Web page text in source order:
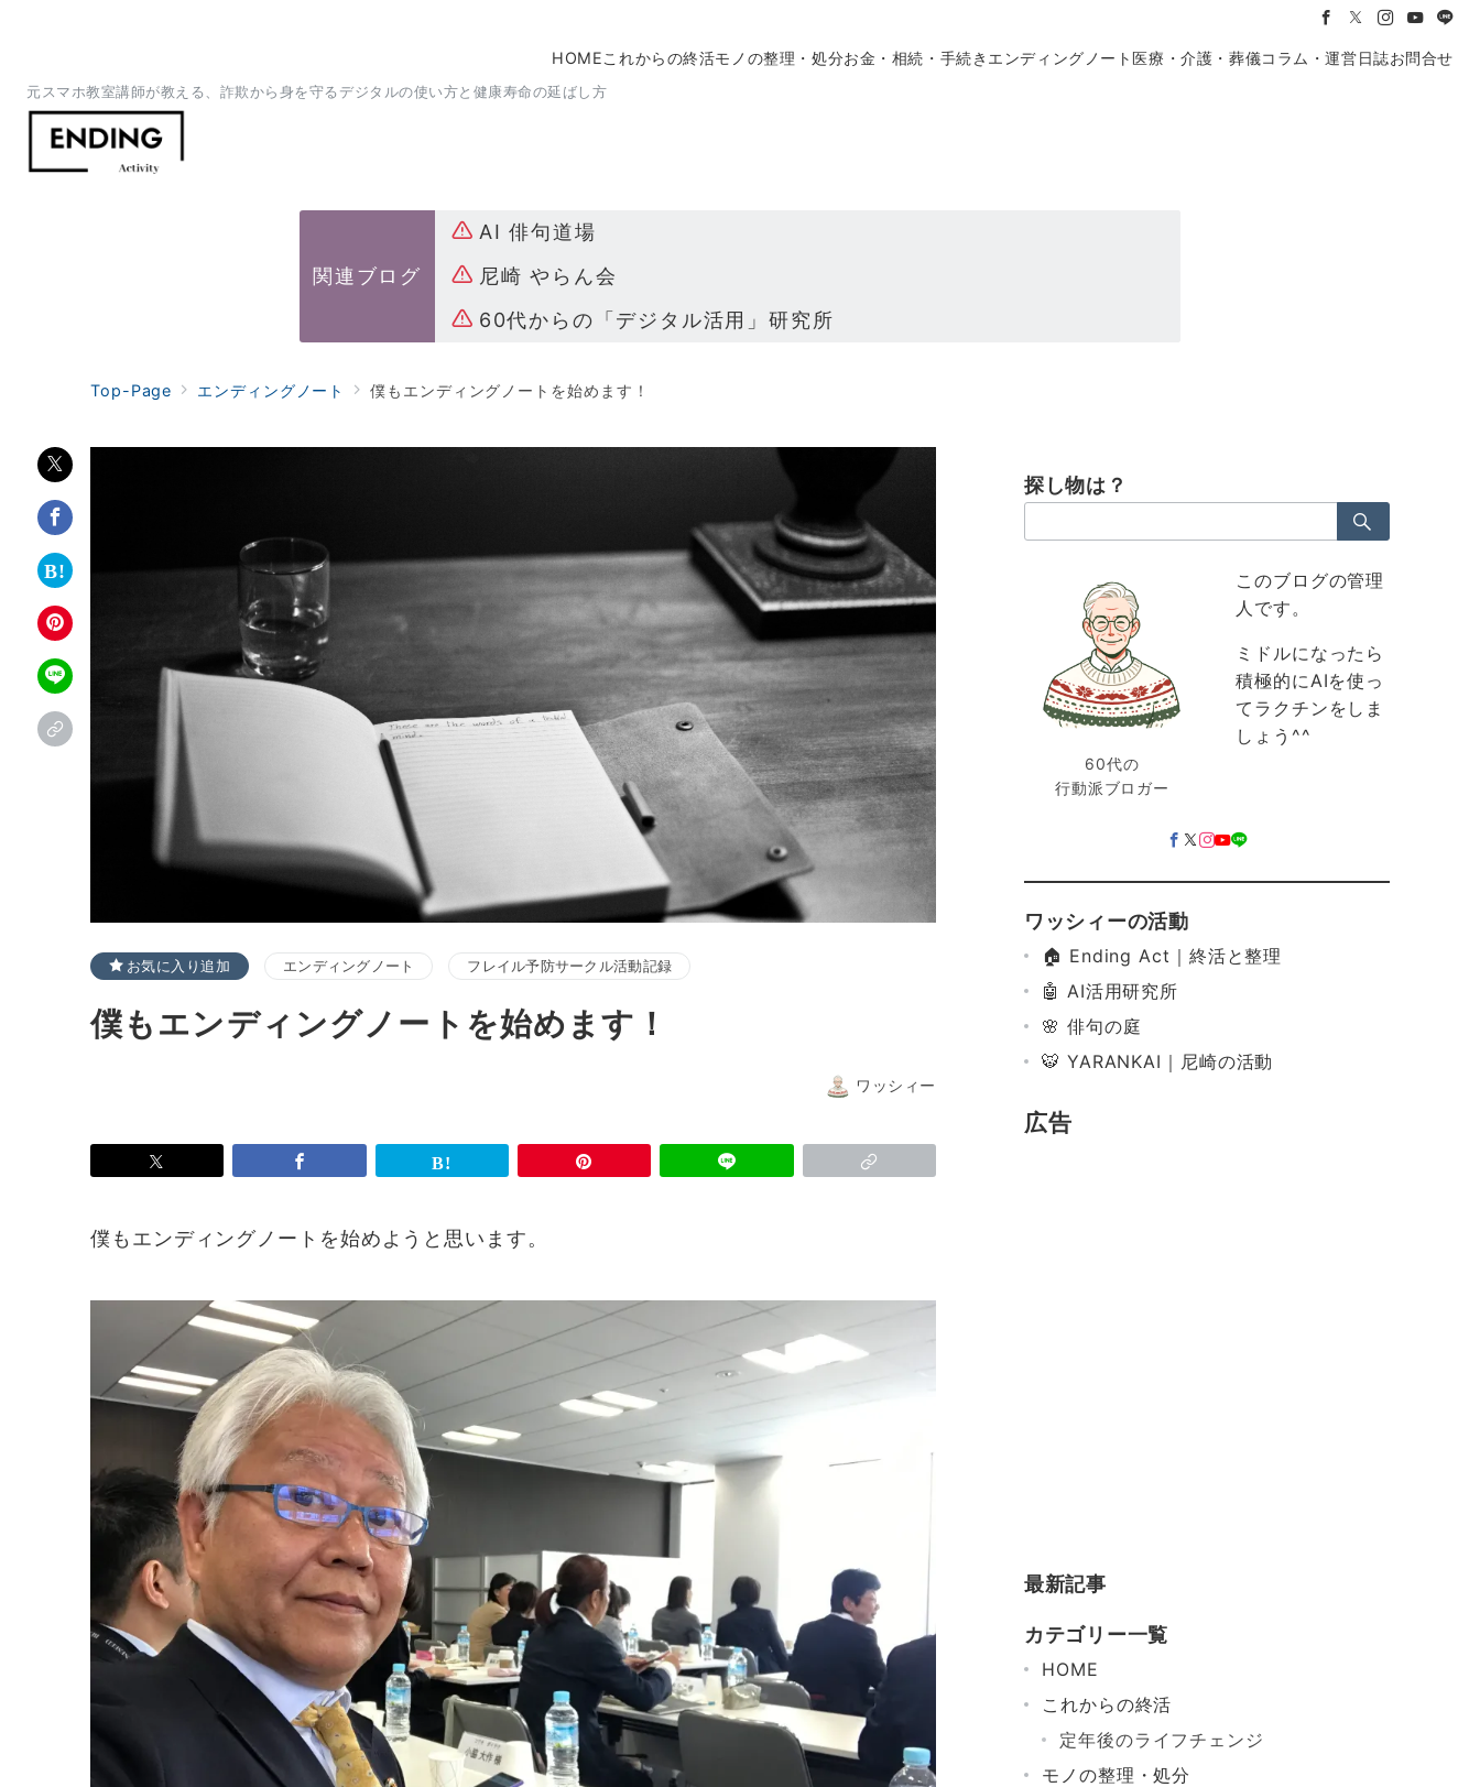
HOMEこれからの終活モノの整理・処分お金・相続・手続き エンディングノート 医療・介護・葬儀コラム・運営日誌お問合せ
元スマホ教室講師が教える、詐欺から身を守るデジタルの使い方と健康寿命の延ばし方
関連ブログ
AI 俳句道場
尼崎 やらん会
60代からの「デジタル活用」研究所
Top-Page エンディングノート 僕もエンディングノートを始めます！
お気に入り追加 エンディングノート フレイル予防サークル活動記録
僕もエンディングノートを始めます！
ワッシィー
僕もエンディングノートを始めようと思います。
探し物は？
索：
60代の
行動派ブロガー
このブログの管理
人です。
ミドルになったら
積極的にAIを使っ
てラクチンをしま
しょう^^
ワッシィーの活動
🏠 Ending Act｜終活と整理
🤖 AI活用研究所
🌸 俳句の庭
🐯 YARANKAI｜尼崎の活動
広告
最新記事
カテゴリー一覧
HOME
これからの終活
定年後のライフチェンジ
モノの整理・処分